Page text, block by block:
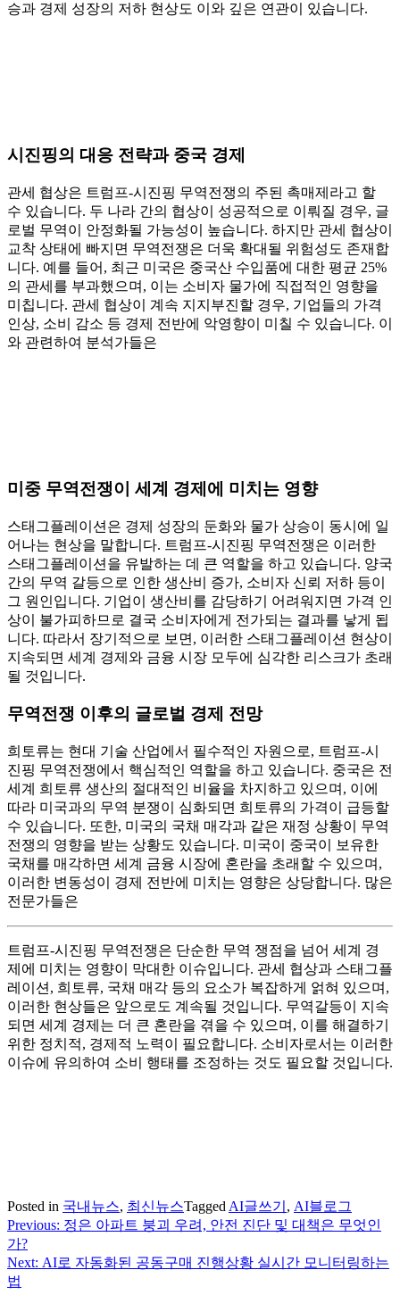
승과 경제 성장의 저하 현상도 이와 깊은 연관이 있습니다.
시진핑의 대응 전략과 중국 경제
관세 협상은 트럼프-시진핑 무역전쟁의 주된 촉매제라고 할
수 있습니다. 두 나라 간의 협상이 성공적으로 이뤄질 경우, 글
로벌 무역이 안정화될 가능성이 높습니다. 하지만 관세 협상이
교착 상태에 빠지면 무역전쟁은 더욱 확대될 위험성도 존재합
니다. 예를 들어, 최근 미국은 중국산 수입품에 대한 평균 25%
의 관세를 부과했으며, 이는 소비자 물가에 직접적인 영향을
미칩니다. 관세 협상이 계속 지지부진할 경우, 기업들의 가격
인상, 소비 감소 등 경제 전반에 악영향이 미칠 수 있습니다. 이
와 관련하여 분석가들은
미중 무역전쟁이 세계 경제에 미치는 영향
스태그플레이션은 경제 성장의 둔화와 물가 상승이 동시에 일
어나는 현상을 말합니다. 트럼프-시진핑 무역전쟁은 이러한
스태그플레이션을 유발하는 데 큰 역할을 하고 있습니다. 양국
간의 무역 갈등으로 인한 생산비 증가, 소비자 신뢰 저하 등이
그 원인입니다. 기업이 생산비를 감당하기 어려워지면 가격 인
상이 불가피하므로 결국 소비자에게 전가되는 결과를 낳게 됩
니다. 따라서 장기적으로 보면, 이러한 스태그플레이션 현상이
지속되면 세계 경제와 금융 시장 모두에 심각한 리스크가 초래
될 것입니다.
무역전쟁 이후의 글로벌 경제 전망
희토류는 현대 기술 산업에서 필수적인 자원으로, 트럼프-시
진핑 무역전쟁에서 핵심적인 역할을 하고 있습니다. 중국은 전
세계 희토류 생산의 절대적인 비율을 차지하고 있으며, 이에
따라 미국과의 무역 분쟁이 심화되면 희토류의 가격이 급등할
수 있습니다. 또한, 미국의 국채 매각과 같은 재정 상황이 무역
전쟁의 영향을 받는 상황도 있습니다. 미국이 중국이 보유한
국채를 매각하면 세계 금융 시장에 혼란을 초래할 수 있으며,
이러한 변동성이 경제 전반에 미치는 영향은 상당합니다. 많은
전문가들은
트럼프-시진핑 무역전쟁은 단순한 무역 쟁점을 넘어 세계 경
제에 미치는 영향이 막대한 이슈입니다. 관세 협상과 스태그플
레이션, 희토류, 국채 매각 등의 요소가 복잡하게 얽혀 있으며,
이러한 현상들은 앞으로도 계속될 것입니다. 무역갈등이 지속
되면 세계 경제는 더 큰 혼란을 겪을 수 있으며, 이를 해결하기
위한 정치적, 경제적 노력이 필요합니다. 소비자로서는 이러한
이슈에 유의하여 소비 행태를 조정하는 것도 필요할 것입니다.
Posted in 국내뉴스, 최신뉴스Tagged AI글쓰기 , AI블로그
글
탐
색
Previous: 정은 아파트 붕괴 우려, 안전 진단 및 대책은 무엇인
가?
Next: AI로 자동화된 공동구매 진행상황 실시간 모니터링하는
법